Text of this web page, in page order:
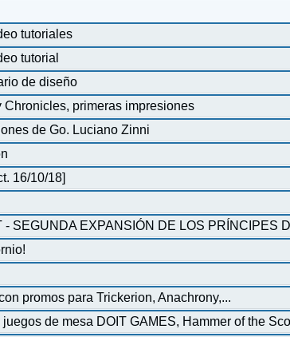
tutoriales
tutorial
de diseño
Chronicles, primeras impresiones
de Go. Luciano Zinni
16/10/18]
SEGUNDA EXPANSIÓN DE LOS PRÍNCIPES
promos para Trickerion, Anachrony,...
de mesa DOIT GAMES, Hammer of the